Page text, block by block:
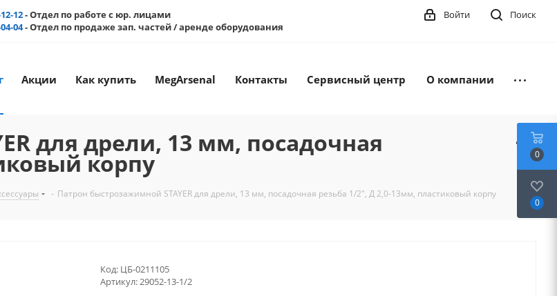
12- Отдел по работе с юр. лицами
04- Отдел по продаже зап. частей / аренде оборудования
Поиск
Войти
Акции Как купить MegArsenal Контакты Сервисный центр О компании
для дрели, 13 мм, посадочная
корпу
- Патрон быстрозажимной STAYER для дрели, 13 мм, посадочная резьба 1/2", Д 2,0-13мм, пластиковый корпу
Код: ЦБ-0211105
Артикул:29052-13-1/2
0
0